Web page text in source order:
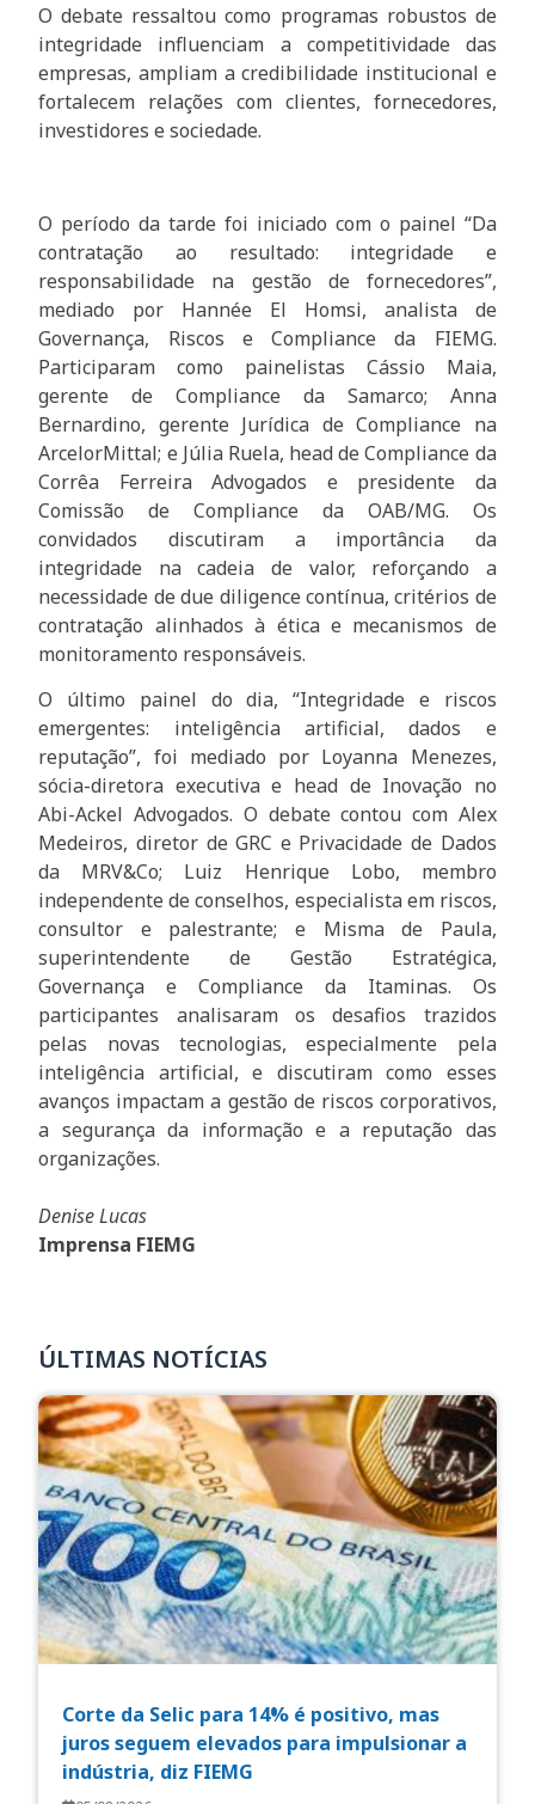
O debate ressaltou como programas robustos de
integridade influenciam a competitividade das
empresas, ampliam a credibilidade institucional e
fortalecem relações com clientes, fornecedores,
investidores e sociedade.
O período da tarde foi iniciado com o painel “Da
contratação ao resultado: integridade e
responsabilidade na gestão de fornecedores”,
mediado por Hannée El Homsi, analista de
Governança, Riscos e Compliance da FIEMG.
Participaram como painelistas Cássio Maia,
gerente de Compliance da Samarco; Anna
Bernardino, gerente Jurídica de Compliance na
ArcelorMittal; e Júlia Ruela, head de Compliance da
Corrêa Ferreira Advogados e presidente da
Comissão de Compliance da OAB/MG. Os
convidados discutiram a importância da
integridade na cadeia de valor, reforçando a
necessidade de due diligence contínua, critérios de
contratação alinhados à ética e mecanismos de
monitoramento responsáveis.
O último painel do dia, “Integridade e riscos
emergentes: inteligência artificial, dados e
reputação”, foi mediado por Loyanna Menezes,
sócia-diretora executiva e head de Inovação no
Abi-Ackel Advogados. O debate contou com Alex
Medeiros, diretor de GRC e Privacidade de Dados
da MRV&Co; Luiz Henrique Lobo, membro
independente de conselhos, especialista em riscos,
consultor e palestrante; e Misma de Paula,
superintendente de Gestão Estratégica,
Governança e Compliance da Itaminas. Os
participantes analisaram os desafios trazidos
pelas novas tecnologias, especialmente pela
inteligência artificial, e discutiram como esses
avanços impactam a gestão de riscos corporativos,
a segurança da informação e a reputação das
organizações.
Denise Lucas
Imprensa FIEMG
ÚLTIMAS NOTÍCIAS
Corte da Selic para 14% é positivo, mas
juros seguem elevados para impulsionar a
indústria, diz FIEMG